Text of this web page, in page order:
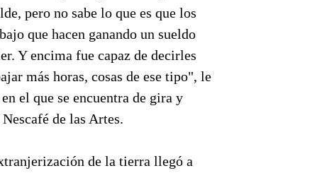
pero no sabe lo que es que los
que hacen ganando un sueldo
Y encima fue capaz de decirles
más horas, cosas de ese tipo", le
el que se encuentra de gira y
de las Artes.
de la tierra llegó a